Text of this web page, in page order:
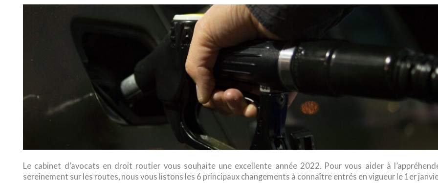
Le cabinet d’avocats en droit routier vous souhaite une excellente année 2022. Pour vous aider à
sereinement sur les routes, nous vous listons les 6 principaux changements à connaître entrés en vigueur le 1er